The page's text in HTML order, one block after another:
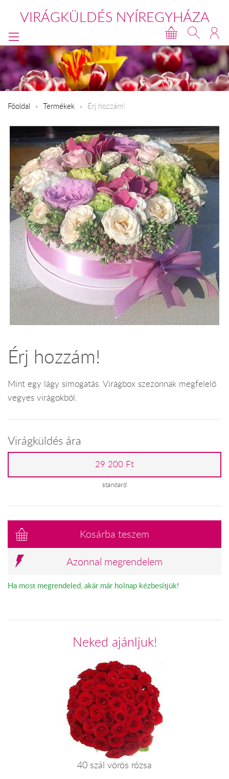
VIRÁGKÜLDÉS NYÍREGYHÁZA
Főoldal Termékek Érj hozzám!
Érj hozzám!
Mint egy lágy símogatás. Virágbox szezonnak megfelelő
vegyes virágokból.
Virágküldés ára
29 200 Ft
standard
Kosárba teszem
Azonnal megrendelem
Ha most megrendeled, akár már holnap kézbesítjük!
Neked ajánljuk!
40 szál vörös rózsa